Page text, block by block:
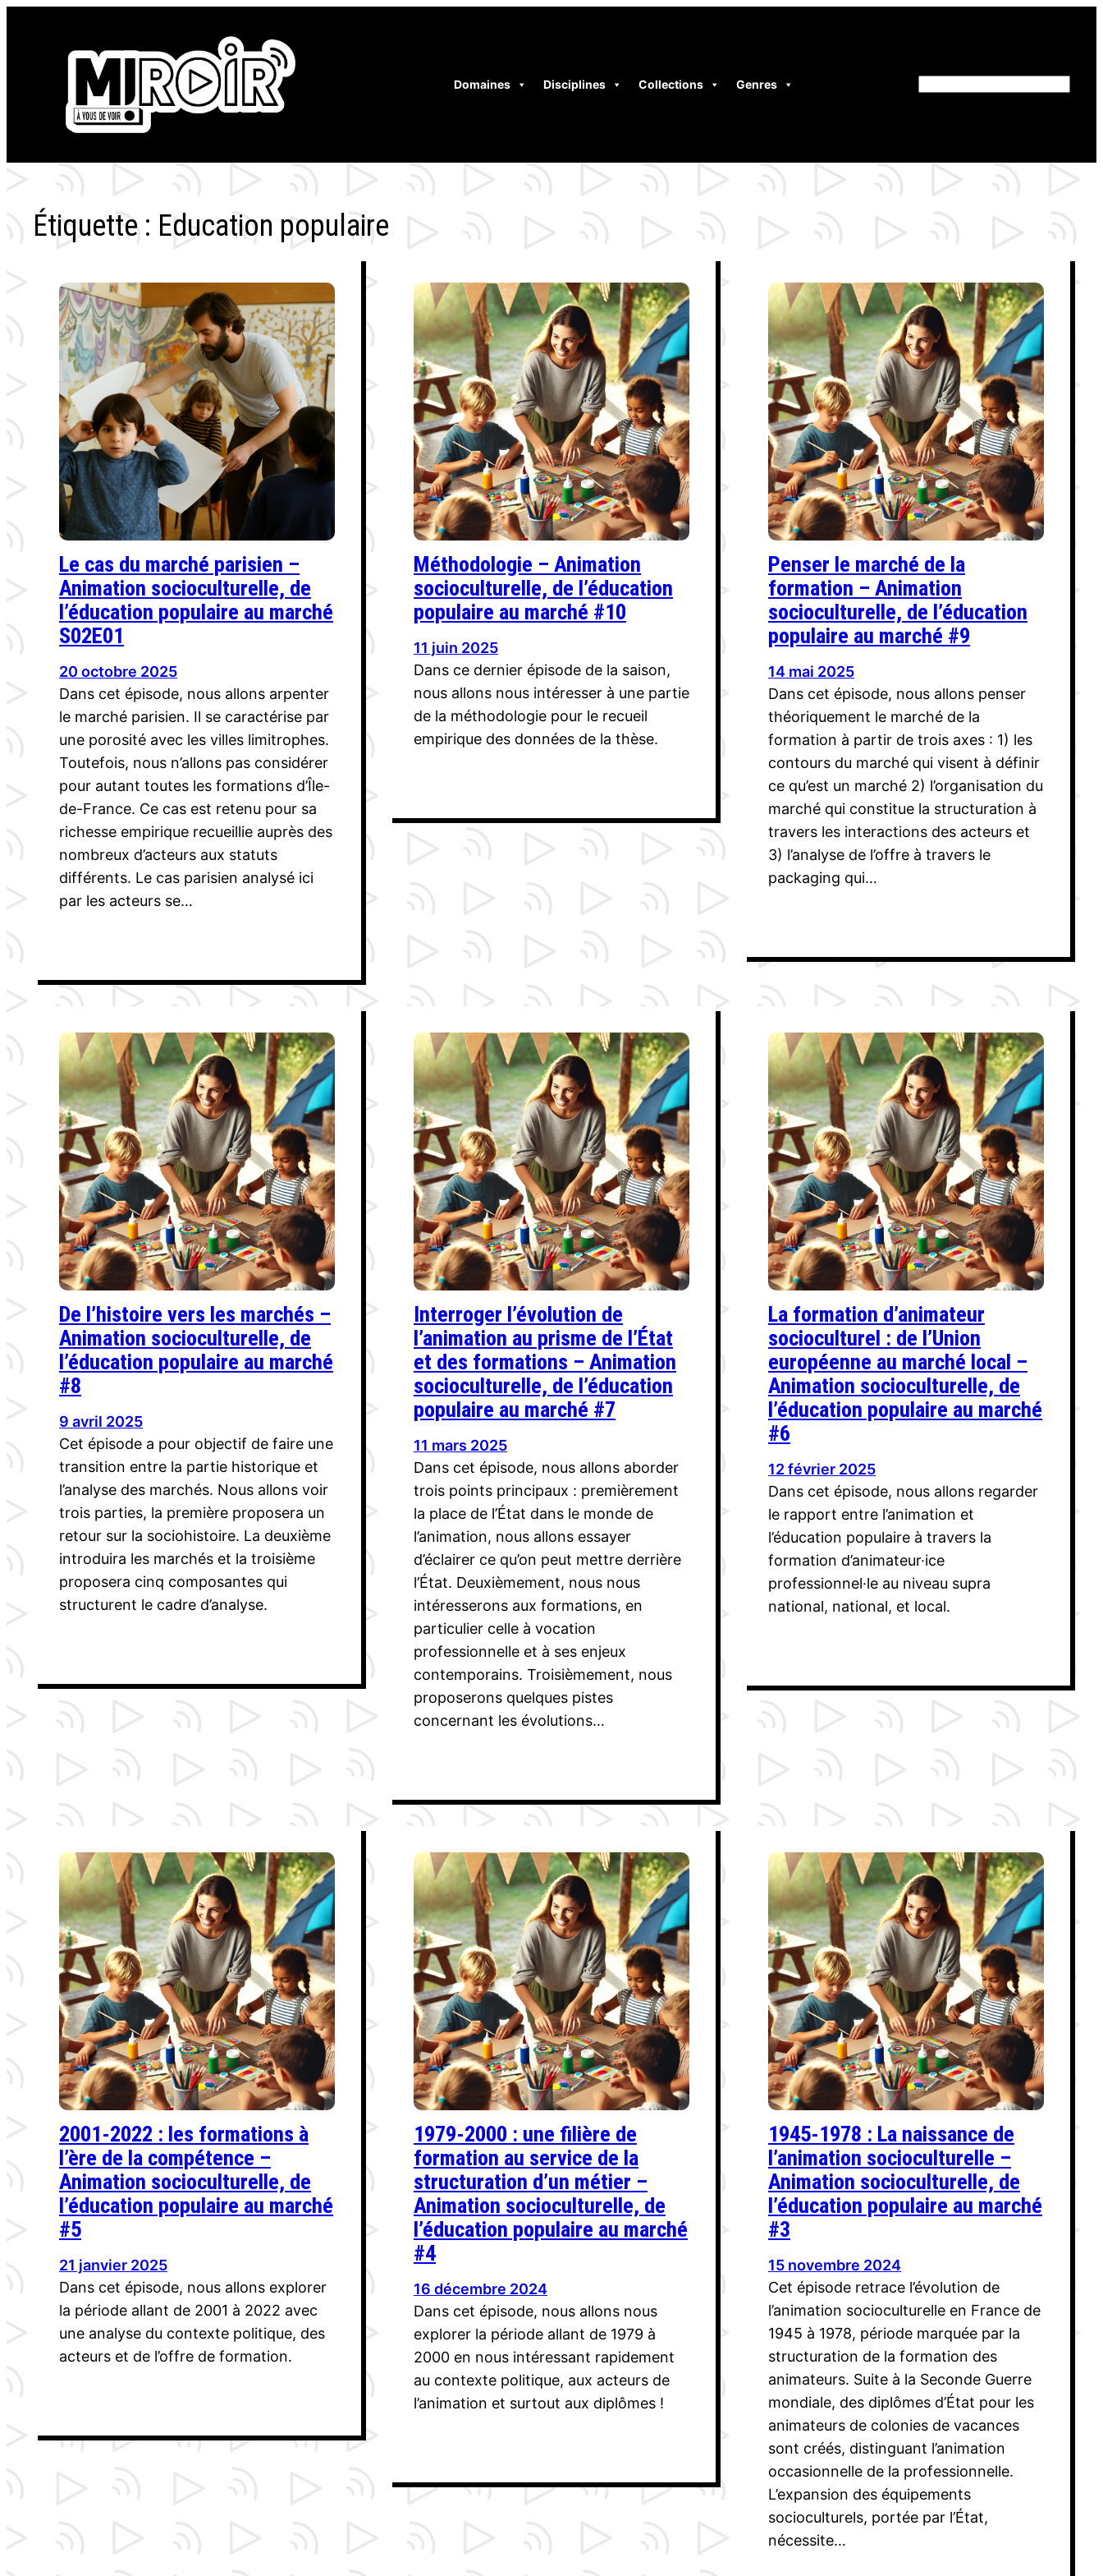
Domaines Disciplines Collections Genres
Étiquette : Education populaire
Le cas du marché parisien –
Animation socioculturelle, de
l’éducation populaire au marché
S02E01
20 octobre 2025
Dans cet épisode, nous allons arpenter
le marché parisien. Il se caractérise par
une porosité avec les villes limitrophes.
Toutefois, nous n’allons pas considérer
pour autant toutes les formations d’Île-
de-France. Ce cas est retenu pour sa
richesse empirique recueillie auprès des
nombreux d’acteurs aux statuts
différents. Le cas parisien analysé ici
par les acteurs se…
Méthodologie – Animation
socioculturelle, de l’éducation
populaire au marché #10
11 juin 2025
Dans ce dernier épisode de la saison,
nous allons nous intéresser à une partie
de la méthodologie pour le recueil
empirique des données de la thèse.
Penser le marché de la
formation – Animation
socioculturelle, de l’éducation
populaire au marché #9
14 mai 2025
Dans cet épisode, nous allons penser
théoriquement le marché de la
formation à partir de trois axes : 1) les
contours du marché qui visent à définir
ce qu’est un marché 2) l’organisation du
marché qui constitue la structuration à
travers les interactions des acteurs et
3) l’analyse de l’offre à travers le
packaging qui…
De l’histoire vers les marchés –
Animation socioculturelle, de
l’éducation populaire au marché
#8
9 avril 2025
Cet épisode a pour objectif de faire une
transition entre la partie historique et
l’analyse des marchés. Nous allons voir
trois parties, la première proposera un
retour sur la sociohistoire. La deuxième
introduira les marchés et la troisième
proposera cinq composantes qui
structurent le cadre d’analyse.
Interroger l’évolution de
l’animation au prisme de l’État
et des formations – Animation
socioculturelle, de l’éducation
populaire au marché #7
11 mars 2025
Dans cet épisode, nous allons aborder
trois points principaux : premièrement
la place de l’État dans le monde de
l’animation, nous allons essayer
d’éclairer ce qu’on peut mettre derrière
l’État. Deuxièmement, nous nous
intéresserons aux formations, en
particulier celle à vocation
professionnelle et à ses enjeux
contemporains. Troisièmement, nous
proposerons quelques pistes
concernant les évolutions…
La formation d’animateur
socioculturel : de l’Union
européenne au marché local –
Animation socioculturelle, de
l’éducation populaire au marché
#6
12 février 2025
Dans cet épisode, nous allons regarder
le rapport entre l’animation et
l’éducation populaire à travers la
formation d’animateur·ice
professionnel·le au niveau supra
national, national, et local.
2001-2022 : les formations à
l’ère de la compétence –
Animation socioculturelle, de
l’éducation populaire au marché
#5
21 janvier 2025
Dans cet épisode, nous allons explorer
la période allant de 2001 à 2022 avec
une analyse du contexte politique, des
acteurs et de l’offre de formation.
1979-2000 : une filière de
formation au service de la
structuration d’un métier –
Animation socioculturelle, de
l’éducation populaire au marché
#4
16 décembre 2024
Dans cet épisode, nous allons nous
explorer la période allant de 1979 à
2000 en nous intéressant rapidement
au contexte politique, aux acteurs de
l’animation et surtout aux diplômes !
1945-1978 : La naissance de
l’animation socioculturelle –
Animation socioculturelle, de
l’éducation populaire au marché
#3
15 novembre 2024
Cet épisode retrace l’évolution de
l’animation socioculturelle en France de
1945 à 1978, période marquée par la
structuration de la formation des
animateurs. Suite à la Seconde Guerre
mondiale, des diplômes d’État pour les
animateurs de colonies de vacances
sont créés, distinguant l’animation
occasionnelle de la professionnelle.
L’expansion des équipements
socioculturels, portée par l’État,
nécessite…